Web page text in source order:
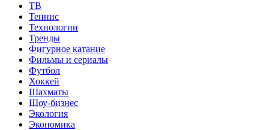
ТВ
Теннис
Технологии
Тренды
Фигурное катание
Фильмы и сериалы
Футбол
Хоккей
Шахматы
Шоу-бизнес
Экология
Экономика